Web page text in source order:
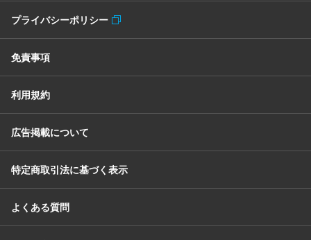
プライバシーポリシー
免責事項
利用規約
広告掲載について
特定商取引法に基づく表示
よくある質問